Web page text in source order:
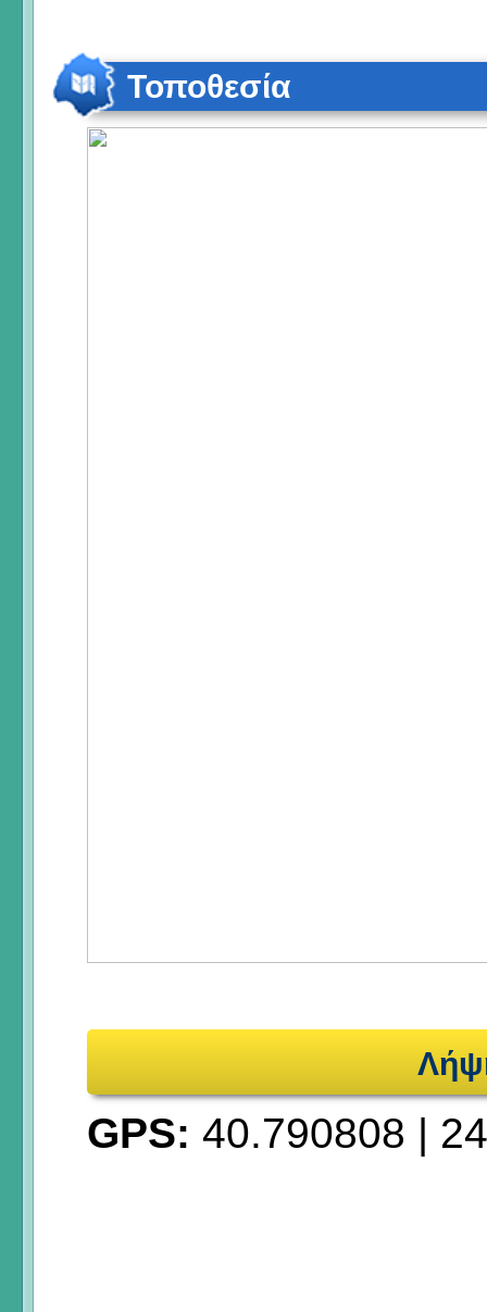
Τοποθεσία
GPS: 40.790808 |